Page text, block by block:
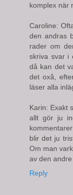
komplex när
Caroline:
den andras
rader om
skriva svar i
då kan det
det oxå,
läser alla
Karin: Exakt
allt gör ju
blir det ju
Om man
av den
Reply